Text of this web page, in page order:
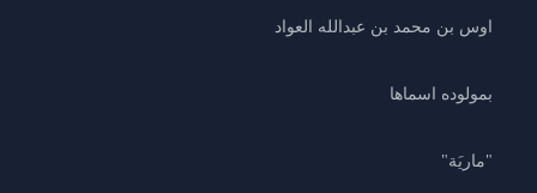
اوس بن محمد بن عبدالله العواد
بمولوده اسماها
"ماريَة"